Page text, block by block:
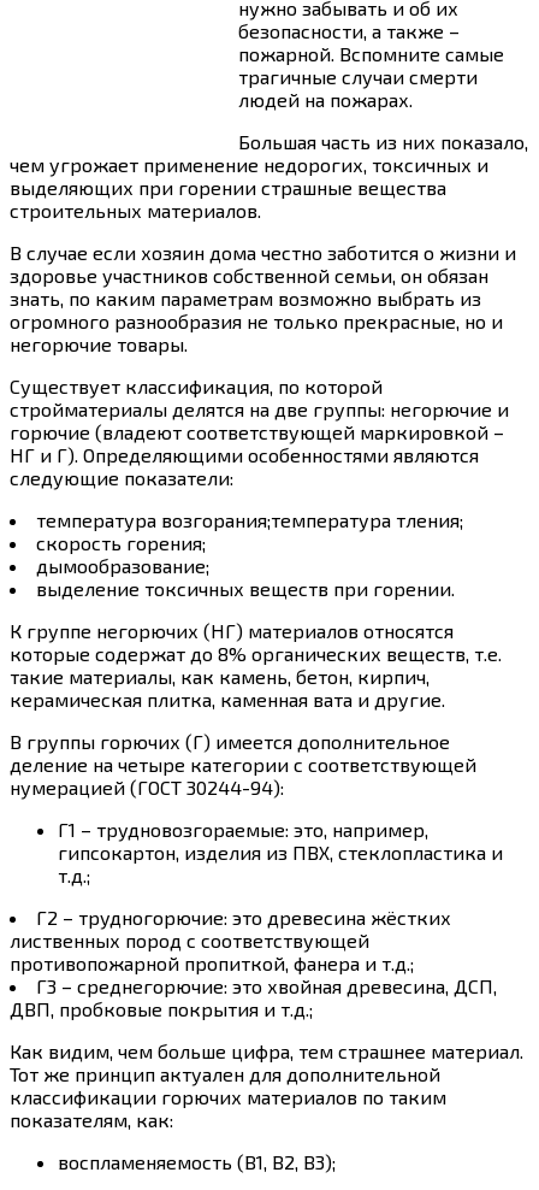
нужно забывать и об их
безопасности, а также –
пожарной. Вспомните самые
трагичные случаи смерти
людей на пожарах.
Большая часть из них показало,
чем угрожает применение недорогих, токсичных и
выделяющих при горении страшные вещества
строительных материалов.
В случае если хозяин дома честно заботится о жизни и
здоровье участников собственной семьи, он обязан
знать, по каким параметрам возможно выбрать из
огромного разнообразия не только прекрасные, но и
негорючие товары.
Существует классификация, по которой
стройматериалы делятся на две группы: негорючие и
горючие (владеют соответствующей маркировкой –
НГ и Г). Определяющими особенностями являются
следующие показатели:
температура возгорания;температура тления;
скорость горения;
дымообразование;
выделение токсичных веществ при горении.
К группе негорючих (НГ) материалов относятся
которые содержат до 8% органических веществ, т.е.
такие материалы, как камень, бетон, кирпич,
керамическая плитка, каменная вата и другие.
В группы горючих (Г) имеется дополнительное
деление на четыре категории с соответствующей
нумерацией (ГОСТ 30244-94):
Г1 – трудновозгораемые: это, например,
гипсокартон, изделия из ПВХ, стеклопластика и
т.д.;
Г2 – трудногорючие: это древесина жёстких
лиственных пород с соответствующей
противопожарной пропиткой, фанера и т.д.;
Г3 – среднегорючие: это хвойная древесина, ДСП,
ДВП, пробковые покрытия и т.д.;
Как видим, чем больше цифра, тем страшнее материал.
Тот же принцип актуален для дополнительной
классификации горючих материалов по таким
показателям, как:
воспламеняемость (В1, В2, В3);